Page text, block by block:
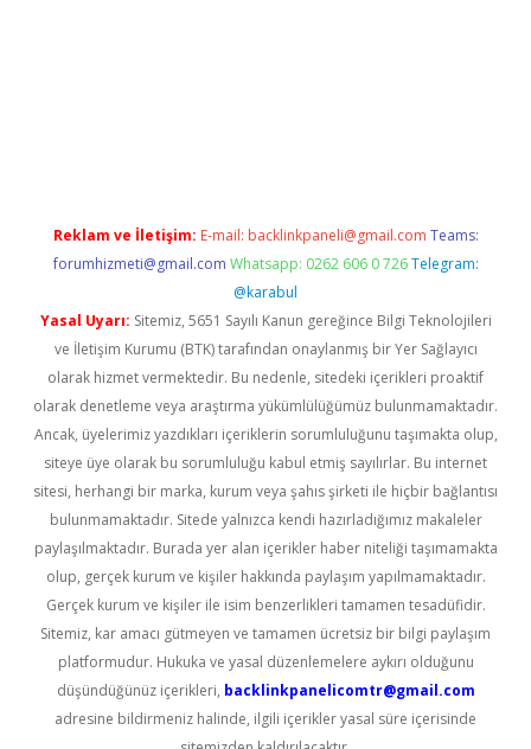
Reklam ve İletişim: E-mail: backlinkpaneli@gmail.com Teams:
forumhizmeti@gmail.com Whatsapp: 0262 606 0 726 Telegram:
@karabul
Yasal Uyarı: Sitemiz, 5651 Sayılı Kanun gereğince Bilgi Teknolojileri
ve İletişim Kurumu (BTK) tarafından onaylanmış bir Yer Sağlayıcı
olarak hizmet vermektedir. Bu nedenle, sitedeki içerikleri proaktif
olarak denetleme veya araştırma yükümlülüğümüz bulunmamaktadır.
Ancak, üyelerimiz yazdıkları içeriklerin sorumluluğunu taşımakta olup,
siteye üye olarak bu sorumluluğu kabul etmiş sayılırlar. Bu internet
sitesi, herhangi bir marka, kurum veya şahıs şirketi ile hiçbir bağlantısı
bulunmamaktadır. Sitede yalnızca kendi hazırladığımız makaleler
paylaşılmaktadır. Burada yer alan içerikler haber niteliği taşımamakta
olup, gerçek kurum ve kişiler hakkında paylaşım yapılmamaktadır.
Gerçek kurum ve kişiler ile isim benzerlikleri tamamen tesadüfidir.
Sitemiz, kar amacı gütmeyen ve tamamen ücretsiz bir bilgi paylaşım
platformudur. Hukuka ve yasal düzenlemelere aykırı olduğunu
düşündüğünüz içerikleri, backlinkpanelicomtr@gmail.com
adresine bildirmeniz halinde, ilgili içerikler yasal süre içerisinde